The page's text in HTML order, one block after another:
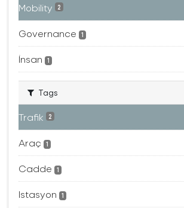
Mobility 2
Governance 1
İnsan 1
Tags
Trafik 2
Araç 1
Cadde 1
Istasyon 1